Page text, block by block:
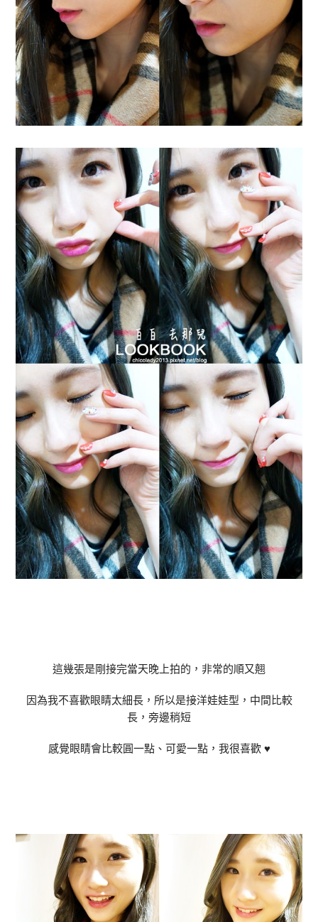
這幾張是剛接完當天晚上拍的，非常的順又翹
因為我不喜歡眼睛太細長，所以是接洋娃娃型，中間比較
長，旁邊稍短
感覺眼睛會比較圓一點、可愛一點，我很喜歡 ♥